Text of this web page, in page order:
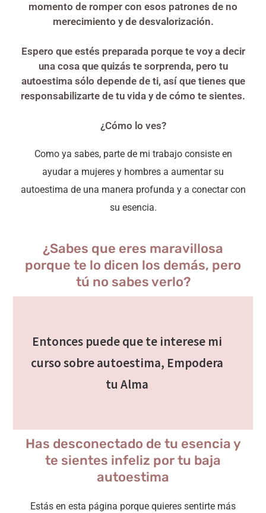
momento de romper con esos patrones de no
merecimiento y de desvalorización.
Espero que estés preparada porque te voy a decir
una cosa que quizás te sorprenda, pero tu
autoestima sólo depende de ti, así que tienes que
responsabilizarte de tu vida y de cómo te sientes.
¿Cómo lo ves?
Como ya sabes, parte de mi trabajo consiste en
ayudar a mujeres y hombres a aumentar su
autoestima de una manera profunda y a conectar con
su esencia.
¿Sabes que eres maravillosa
porque te lo dicen los demás, pero
tú no sabes verlo?
Entonces puede que te interese mi
curso sobre autoestima, Empodera
tu Alma
Has desconectado de tu esencia y
te sientes infeliz por tu baja
autoestima
Estás en esta página porque quieres sentirte más